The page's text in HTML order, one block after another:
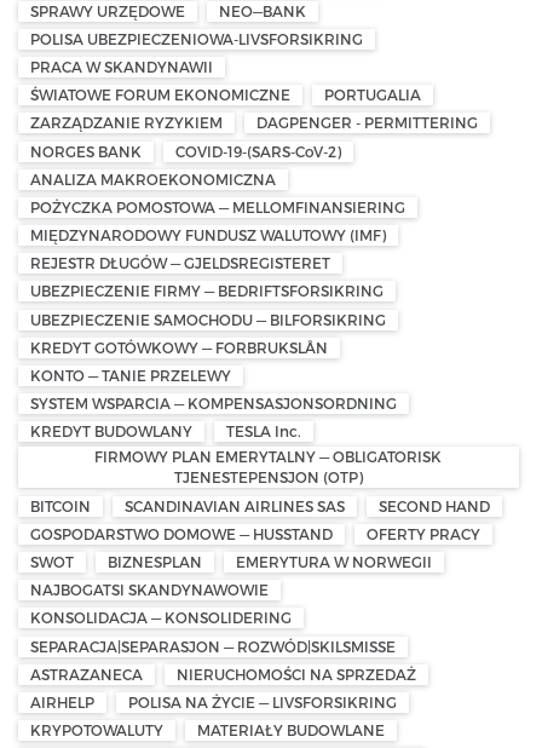
SPRAWY URZĘDOWE
NEO—BANK
POLISA UBEZPIECZENIOWA-LIVSFORSIKRING
PRACA W SKANDYNAWII
ŚWIATOWE FORUM EKONOMICZNE
PORTUGALIA
ZARZĄDZANIE RYZYKIEM
DAGPENGER - PERMITTERING
NORGES BANK
COVID-19-(SARS-CoV-2)
ANALIZA MAKROEKONOMICZNA
POŻYCZKA POMOSTOWA — MELLOMFINANSIERING
MIĘDZYNARODOWY FUNDUSZ WALUTOWY (IMF)
REJESTR DŁUGÓW — GJELDSREGISTERET
UBEZPIECZENIE FIRMY — BEDRIFTSFORSIKRING
UBEZPIECZENIE SAMOCHODU — BILFORSIKRING
KREDYT GOTÓWKOWY — FORBRUKSLÅN
KONTO — TANIE PRZELEWY
SYSTEM WSPARCIA — KOMPENSASJONSORDNING
KREDYT BUDOWLANY
TESLA Inc.
FIRMOWY PLAN EMERYTALNY — OBLIGATORISK
TJENESTEPENSJON (OTP)
BITCOIN
SCANDINAVIAN AIRLINES SAS
SECOND HAND
GOSPODARSTWO DOMOWE — HUSSTAND
OFERTY PRACY
SWOT
BIZNESPLAN
EMERYTURA W NORWEGII
NAJBOGATSI SKANDYNAWOWIE
KONSOLIDACJA — KONSOLIDERING
SEPARACJA|SEPARASJON — ROZWÓD|SKILSMISSE
ASTRAZANECA
NIERUCHOMOŚCI NA SPRZEDAŻ
AIRHELP
POLISA NA ŻYCIE — LIVSFORSIKRING
KRYPOTOWALUTY
MATERIAŁY BUDOWLANE